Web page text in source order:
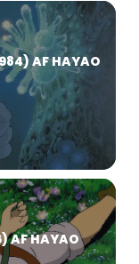
AF HAYAO
AF HAYAO